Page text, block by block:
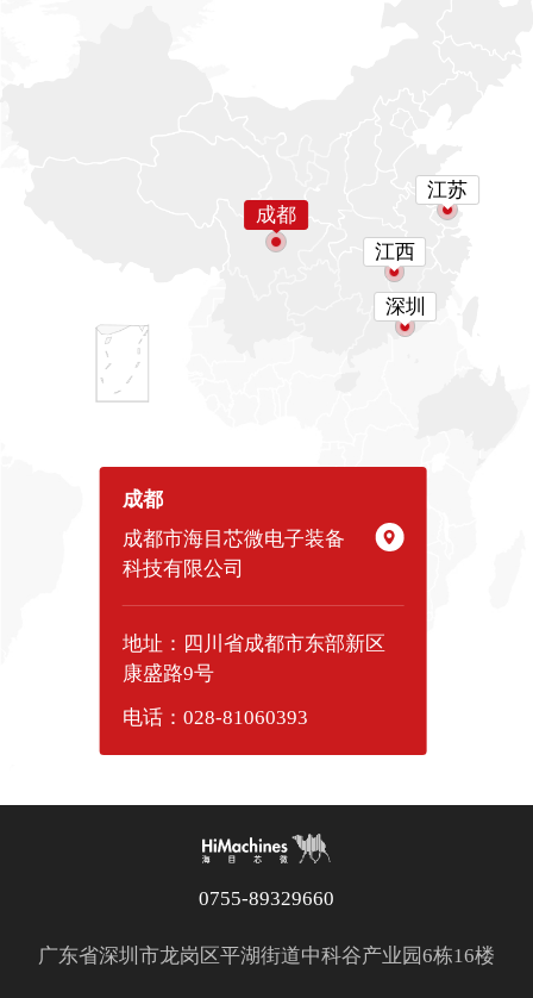
成都
江西
深圳
江苏
成都
成都市海目芯微电子装备
科技有限公司
地址：四川省成都市东部新区
康盛路9号
电话：028-81060393
0755-89329660
广东省深圳市龙岗区平湖街道中科谷产业园6栋16楼